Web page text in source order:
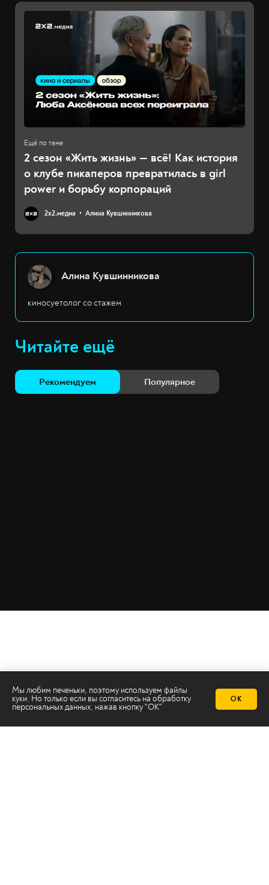
2 сезон «Жить жизнь» — всё! Как история
о клубе пикаперов превратилась в girl
power и борьбу корпораций
2х2.медиа Алина Кувшинникова
Алина Кувшинникова
киносуетолог со стажем
Читайте ещё
Рекомендуем Популярное
Мы любим печеньки, поэтому используем файлы
куки. Но только если вы согласитесь на обработку
персональных данных, нажав кнопку "ОК"
ОК